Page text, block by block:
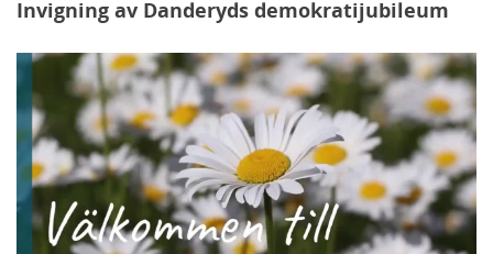
Invigning av Danderyds demokratijubileum